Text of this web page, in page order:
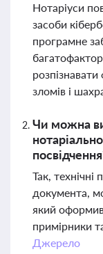
Нотаріуси
засоби
програмне
зломів і
Чи можна
Так, технічні
документа,
який оформив
примірники
Джерело